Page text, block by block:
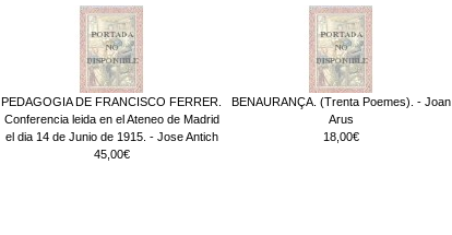
PEDAGOGIA DE FRANCISCO FERRER.
Conferencia leida en el Ateneo de Madrid
el dia 14 de Junio de 1915. - Jose Antich
45,00€
BENAURANÇA. (Trenta Poemes). - Joan
Arus
18,00€